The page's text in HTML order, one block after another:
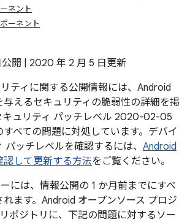
ネント
ーネント
開 | 2020 年 2 月 5 日更新
ティに関する公開情報には、Android
えるセキュリティの脆弱性の詳細を掲
キュリティ パッチレベル 2020-02-05
べての問題に対処しています。デバイ
パッチレベルを確認するには、 Android
して更新する方法をご覧ください。
には、情報公開の 1 か月前までにすべ
ます。Android オープンソース プロジ
ポジトリに、下記の問題に対するソー